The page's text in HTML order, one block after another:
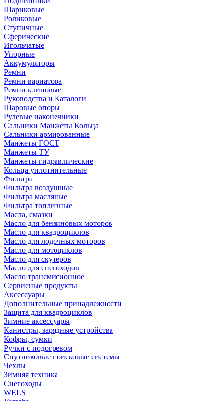
Шариковые
Роликовые
Ступичные
Сферические
Игольчатые
Упорные
Аккумуляторы
Ремни
Ремни вариатора
Ремни клиновые
Руководства и Каталоги
Шаровые опоры
Рулевые наконечники
Сальники Манжеты Кольца
Сальники армированные
Манжеты ГОСТ
Манжеты ТУ
Манжеты гидравлические
Кольца уплотнительные
Фильтра
Фильтра воздушные
Фильтра масляные
Фильтра топливные
Масла, смазки
Масло для бензиновых моторов
Масло для квадроциклов
Масло для лодочных моторов
Масло для мотоциклов
Масло для скутеров
Масло для снегоходов
Масло трансмисионное
Сервисные продукты
Аксессуары
Дополнительные принадлежности
Защита для квадроциклов
Зимние аксессуары
Канистры, зарядные устройства
Кофры, сумки
Ручки с подогревом
Спутниковые поисковые системы
Чехлы
Зимняя техника
Снегоходы
WELS